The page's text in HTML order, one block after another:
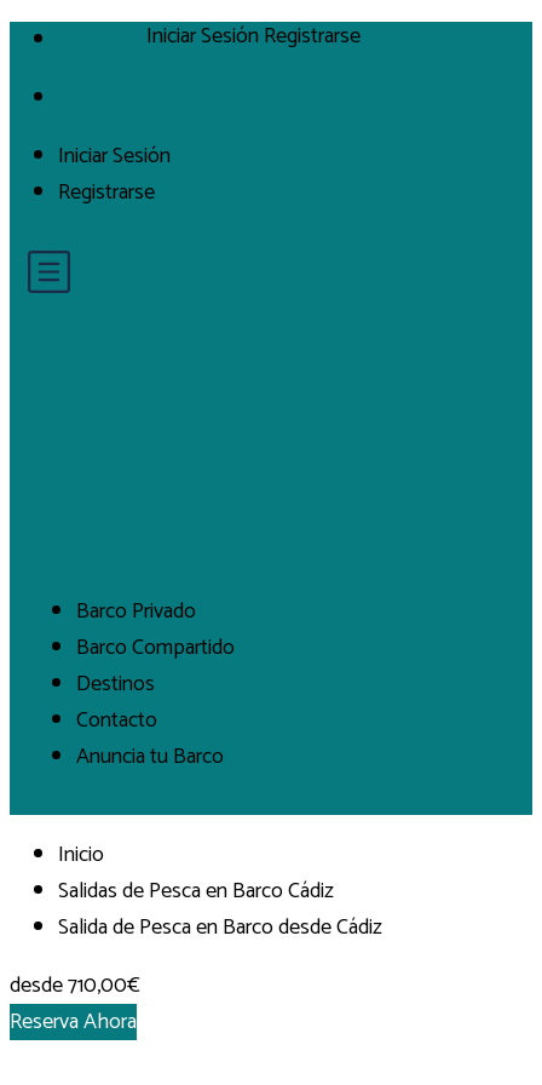
Iniciar Sesión
Registrarse
Barco Privado
Barco Compartido
Destinos
Contacto
Anuncia tu Barco
Iniciar Sesión Registrarse
Inicio
Salidas de Pesca en Barco Cádiz
Salida de Pesca en Barco desde Cádiz
desde710,00€
Reserva Ahora